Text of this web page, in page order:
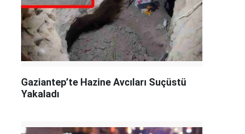
Gaziantep’te Hazine Avcıları Suçüstü
Yakaladı